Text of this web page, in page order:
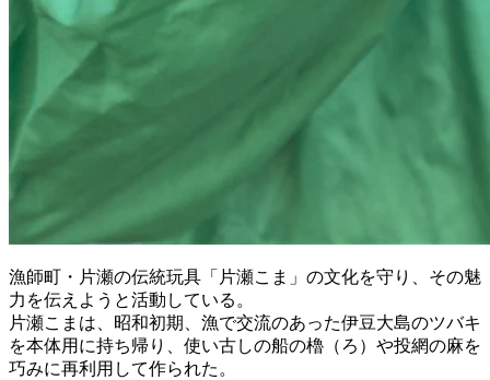
漁師町・片瀬の伝統玩具「片瀬こま」の文化を守り、その魅
力を伝えようと活動している。
片瀬こまは、昭和初期、漁で交流のあった伊豆大島のツバキ
を本体用に持ち帰り、使い古しの船の櫓（ろ）や投網の麻を
巧みに再利用して作られた。